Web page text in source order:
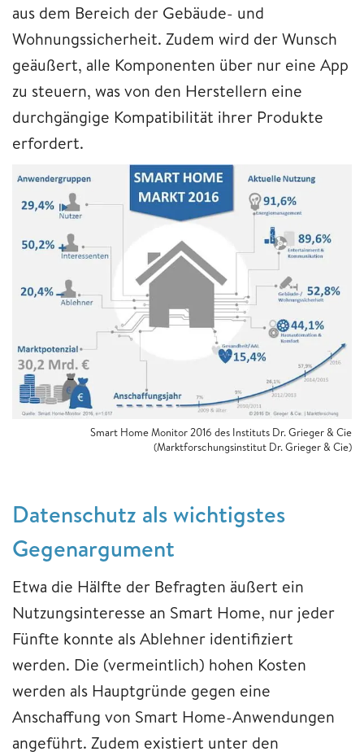
aus dem Bereich der Gebäude- und
Wohnungssicherheit. Zudem wird der Wunsch
geäußert, alle Komponenten über nur eine App
zu steuern, was von den Herstellern eine
durchgängige Kompatibilität ihrer Produkte
erfordert.
Smart Home Monitor 2016 des Instituts Dr. Grieger & Cie
(Marktforschungsinstitut Dr. Grieger & Cie)
Datenschutz als wichtigstes
Gegenargument
Etwa die Hälfte der Befragten äußert ein
Nutzungsinteresse an Smart Home, nur jeder
Fünfte konnte als Ablehner identifiziert
werden. Die (vermeintlich) hohen Kosten
werden als Hauptgründe gegen eine
Anschaffung von Smart Home-Anwendungen
angeführt. Zudem existiert unter den